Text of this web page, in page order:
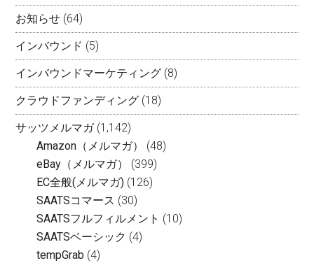
お知らせ (64)
インバウンド (5)
インバウンドマーケティング (8)
クラウドファンディング (18)
サッツメルマガ(1,142)
Amazon（メルマガ）
(48)
eBay（メルマガ）
(399)
EC全般(メルマガ) (126)
SAATSコマース (30)
SAATSフルフィルメント (10)
SAATSベーシック (4)
tempGrab (4)